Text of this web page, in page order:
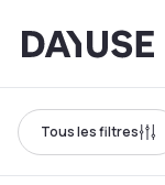
Dayuse
Tous les filtres